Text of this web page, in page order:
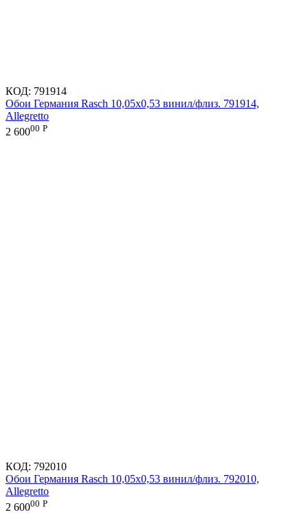
КОД: 791914
Обои Германия Rasch 10,05x0,53 винил/флиз. 791914,
Allegretto
2 60000 Р
КОД: 792010
Обои Германия Rasch 10,05x0,53 винил/флиз. 792010,
Allegretto
2 60000 Р